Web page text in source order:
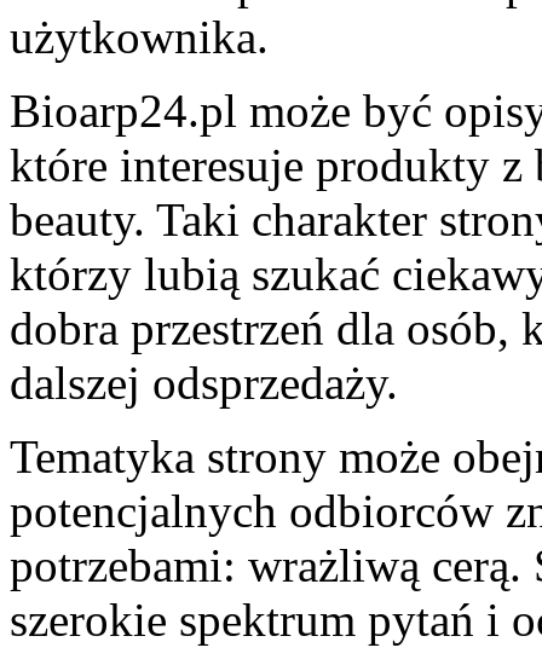
użytkownika.
Bioarp24.pl może być
które interesuje produkty z
beauty. Taki charakter
którzy lubią szukać
dobra przestrzeń dla osób,
dalszej odsprzedaży.
Tematyka strony może
potencjalnych odbiorców
potrzebami: wrażliwą cerą.
szerokie spektrum pytań i